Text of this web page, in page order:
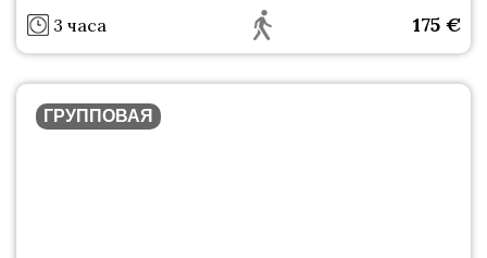
3 часа 175 €
ГРУППОВАЯ